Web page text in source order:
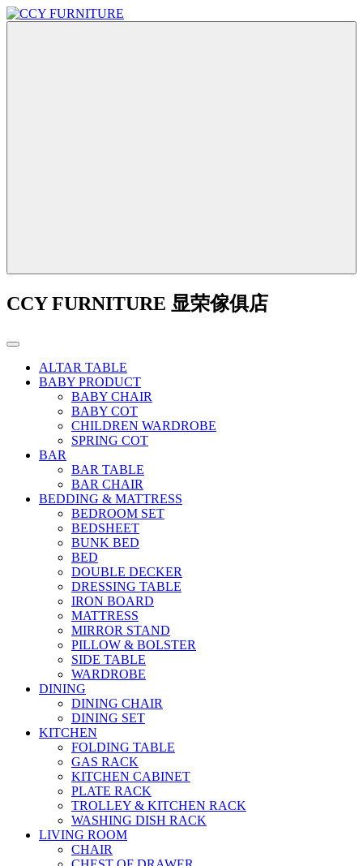
CCY FURNITURE 显荣傢俱店
ALTAR TABLE
BABY PRODUCT
BABY CHAIR
BABY COT
CHILDREN WARDROBE
SPRING COT
BAR
BAR TABLE
BAR CHAIR
BEDDING & MATTRESS
BEDROOM SET
BEDSHEET
BUNK BED
BED
DOUBLE DECKER
DRESSING TABLE
IRON BOARD
MATTRESS
MIRROR STAND
PILLOW & BOLSTER
SIDE TABLE
WARDROBE
DINING
DINING CHAIR
DINING SET
KITCHEN
FOLDING TABLE
GAS RACK
KITCHEN CABINET
PLATE RACK
TROLLEY & KITCHEN RACK
WASHING DISH RACK
LIVING ROOM
CHAIR